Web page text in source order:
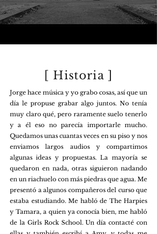
[ Historia ]
Jorge hace música y yo grabo cosas, así que un
día le propuse grabar algo juntos. No tenía
muy claro qué, pero raramente suelo tenerlo
y a él eso no parecía importarle mucho.
Quedamos unas cuantas veces en su piso y nos
enviamos largos audios y compartimos
algunas ideas y propuestas. La mayoría se
quedaron en nada, otras siguieron nadando
en un riachuelo con más piedras que agua. Me
presentó a algunos compañeros del curso que
estaba estudiando. Me habló de The Harpies
y Tamara, a quien ya conocía bien, me habló
de la Girls Rock School. Un día contacté con